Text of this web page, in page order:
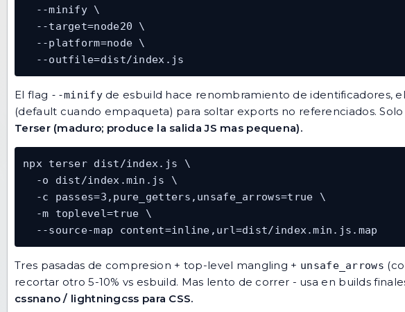
  --minify \
  --target=node20 \
  --platform=node \
  --outfile=dist/index.js
El flag --minifyde esbuild hace renombramiento de identificadores,
(default cuando empaqueta) para soltar exports no referenciados.
Terser (maduro; produce la salida JS mas pequena).
npx terser dist/index.js \
  -o dist/index.min.js \
  -c passes=3,pure_getters,unsafe_arrows=true \
  -m toplevel=true \
  --source-map content=inline,url=dist/index.min.js.map
Tres pasadas de compresion + top-level mangling + unsafe_arrows
recortar otro 5-10% vs esbuild. Mas lento de correr - usa en builds
cssnano / lightningcss para CSS.